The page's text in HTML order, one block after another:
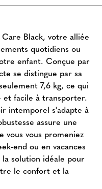
Black, votre alliée
quotidiens ou
enfant. Conçue par
se distingue par sa
7,6 kg, ce qui
et facile à transporter.
intemporel s'adapte à
assure une
vous vous promeniez
end ou en vacances
solution idéale pour
le confort et la